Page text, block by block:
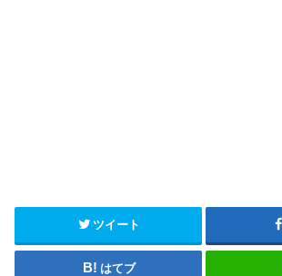
ツイート
はてブ